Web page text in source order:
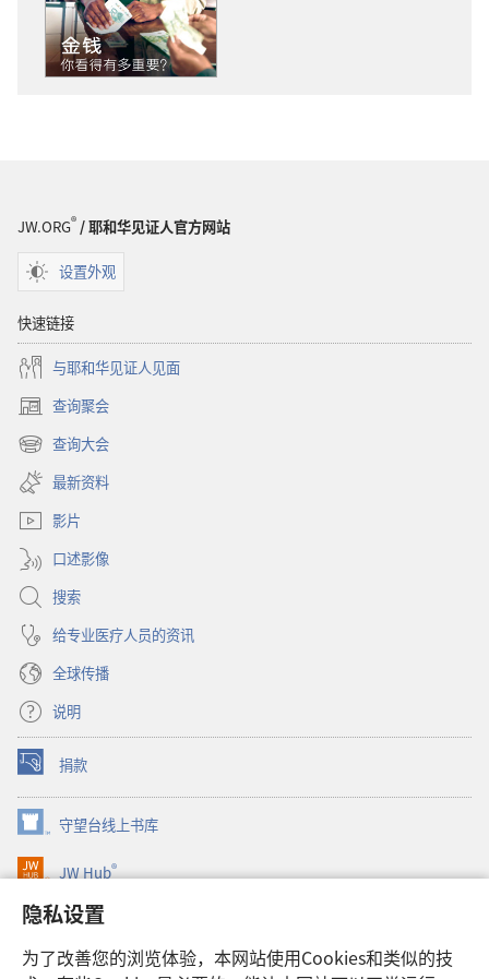
隐私设置
为了改善您的浏览体验，本网站使用Cookies和类似的技
得
JW.ORG® / 耶和华见证人官方网站
设置外观
快速链接
与耶和华见证人见面
查询聚会
（打
开
新
窗
口）
查询大会
（打
开
新
窗
最新资料
影片
口述影像
搜索
给专业医疗人员的资讯
全球传播
说明
捐款
（打
开
新
窗
口）
守望台线上书库
（打
开
新
口）
JW Hub®
（打
开
新
窗
口）
JW Library®
Watchtower Library